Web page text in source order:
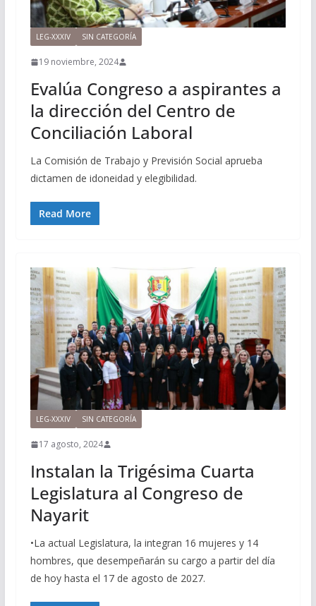
LEG-XXXIV SIN CATEGORÍA
19 noviembre, 2024
Evalúa Congreso a aspirantes a
la dirección del Centro de
Conciliación Laboral
La Comisión de Trabajo y Previsión Social aprueba
dictamen de idoneidad y elegibilidad.
Read More
LEG-XXXIV SIN CATEGORÍA
17 agosto, 2024
Instalan la Trigésima Cuarta
Legislatura al Congreso de
Nayarit
•La actual Legislatura, la integran 16 mujeres y 14
hombres, que desempeñarán su cargo a partir del día
de hoy hasta el 17 de agosto de 2027.